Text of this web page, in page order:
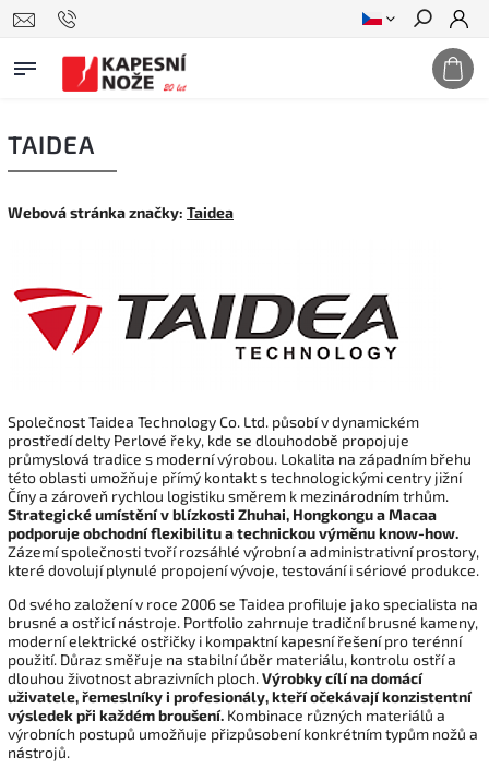
Hledat
TAIDEA
Webová stránka značky: Taidea
Společnost Taidea Technology Co. Ltd. působí v dynamickém
prostředí delty Perlové řeky, kde se dlouhodobě propojuje
průmyslová tradice s moderní výrobou. Lokalita na západním břehu
této oblasti umožňuje přímý kontakt s technologickými centry jižní
Číny a zároveň rychlou logistiku směrem k mezinárodním trhům.
Strategické umístění v blízkosti Zhuhai, Hongkongu a Macaa
podporuje obchodní flexibilitu a technickou výměnu know-how.
Zázemí společnosti tvoří rozsáhlé výrobní a administrativní prostory,
které dovolují plynulé propojení vývoje, testování i sériové produkce.
Od svého založení v roce 2006 se Taidea profiluje jako specialista na
brusné a ostřicí nástroje. Portfolio zahrnuje tradiční brusné kameny,
moderní elektrické ostřičky i kompaktní kapesní řešení pro terénní
použití. Důraz směřuje na stabilní úběr materiálu, kontrolu ostří a
dlouhou životnost abrazivních ploch.Výrobky cílí na domácí
uživatele, řemeslníky i profesionály, kteří očekávají konzistentní
výsledek při každém broušení. Kombinace různých materiálů a
výrobních postupů umožňuje přizpůsobení konkrétním typům nožů a
nástrojů.